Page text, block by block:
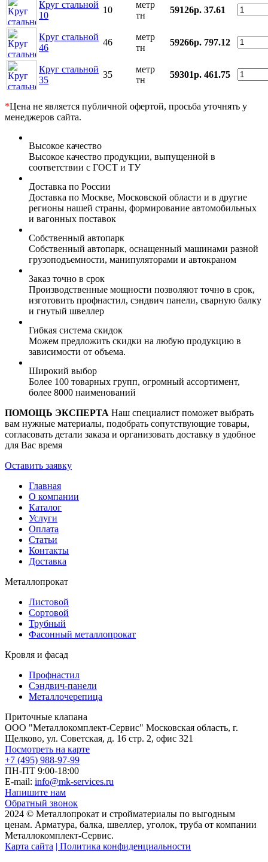
Круг стальной
10
10
метр
тн
59126р. 37.61
Круг стальной
46
46
метр
тн
59266р. 797.12
Круг стальной
35
35
метр
тн
59301р. 461.75
*Цена не является публичной офертой, просьба уточнять у
менеджеров сайта.
Высокое качество
Высокое качество продукции, выпущенной в
соответствии с ГОСТ и ТУ
Доставка по России
Доставка по Москве, Московской области и в другие
регионы нашей страны, формирование автомобильных
и вагонных поставок
Собственный автопарк
Собственный автопарк, оснащенный машинами разной
грузоподъемности, манипуляторами и автокраном
Заказ точно в срок
Производственные мощности позволяют точно в срок,
изготовить профнастил, сэндвич панели, сварную балку
и гнутый швеллер
Гибкая система скидок
Можем предложить скидки на любую продукцию в
зависимости от объема.
Широкий выбор
Более 100 товарных групп, огромный ассортимент,
более 8000 наименований
ПОМОЩЬ ЭКСПЕРТА Наш специалист поможет выбрать
вам нужные материалы, подобрать сопутствующие товары,
согласовать детали заказа и организовать доставку в удобное
для Вас время
Оставить заявку
Главная
О компании
Каталог
Услуги
Оплата
Статьи
Контакты
Доставка
Металлопрокат
Листовой
Сортовой
Трубный
Фасонный металлопрокат
Кровля и фасад
Профнастил
Сэндвич-панели
Металлочерепица
Приточные клапана
ООО "Металлокомплект-Сервис" Московская область, г.
Щелково, ул. Советская, д. 16 стр. 2, офис 321
Посмотреть на карте
+7 (495) 988-97-99
ПН-ПТ 9:00-18:00
E-mail: info@mk-services.ru
Напишите нам
Обратный звонок
2024 © Металлопрокат и стройматериалы по выгодным
ценам. Арматура, балка, швеллер, уголок, труба от компании
Металлокомплект-Сервис.
Карта сайта | Политика конфиденциальности